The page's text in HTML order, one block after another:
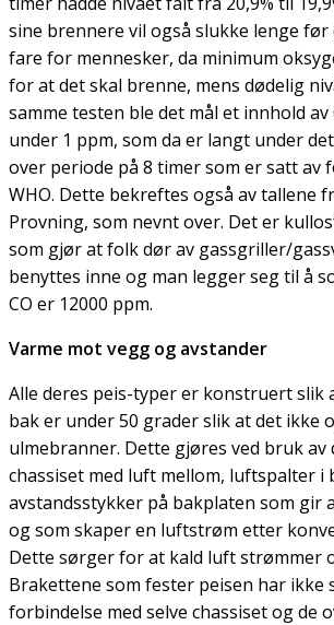
sine brennere vil også slukke lenge
fare for mennesker, da minimum
for at det skal brenne, mens dødelig
samme testen ble det mål et innhold av
under 1 ppm, som da er langt under
over periode på 8 timer som er satt av
WHO. Dette bekreftes også av tallene
Provning, som nevnt over. Det er
som gjør at folk dør av gassgriller/
benyttes inne og man legger seg til å
CO er 12000 ppm.
Varme mot vegg og avstander
Alle deres peis-typer er konstruert slik
bak er under 50 grader slik at det ikke
ulmebranner. Dette gjøres ved bruk av
chassiset med luft mellom, luftspalter i
avstandsstykker på bakplaten som gir
og som skaper en luftstrøm etter
Dette sørger for at kald luft strømmer
Brakettene som fester peisen har ikke
forbindelse med selve chassiset og de